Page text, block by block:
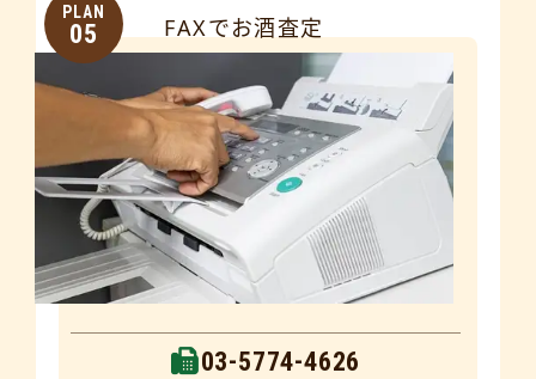
PLAN
05 FAXでお酒査定
03-5774-4626